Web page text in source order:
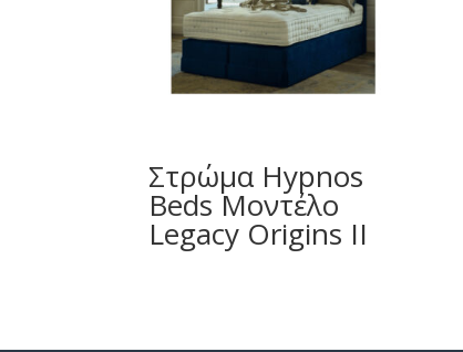
Στρώμα Hypnos
Beds Μοντέλο
Legacy Origins II